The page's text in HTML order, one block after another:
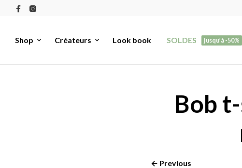
Shop Créateurs Look book SOLDES jusqu’à -50%
Bob
← Previous